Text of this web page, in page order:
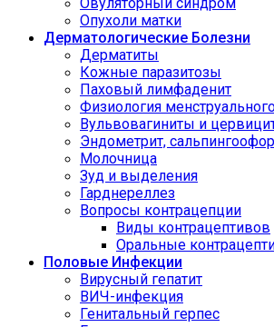
Опухоли матки
Дерматологические Болезни
Дерматиты
Кожные паразитозы
Паховый лимфаденит
Физиология
Вульвовагиниты и
Эндометрит,
Молочница
Зуд и выделения
Гарднереллез
Вопросы контрацепции
Виды контрацептивов
Оральные
Половые Инфекции
Вирусный гепатит
ВИЧ-инфекция
Генитальный герпес